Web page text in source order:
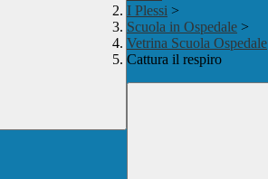
I Plessi >
Scuola in Ospedale >
Vetrina Scuola Ospedale
Cattura il respiro